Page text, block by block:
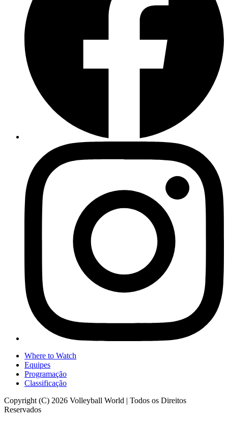
Where to Watch
Equipes
Programação
Classificação
Copyright (C) 2026 Volleyball World | Todos os Direitos
Reservados